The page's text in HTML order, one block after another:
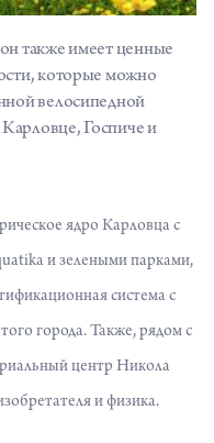
также имеет ценные
которые можно
велосипедной
Госпиче и
ядро Карловца с
и зелеными парками,
система с
города. Также, рядом с
центр Никола
и физика.